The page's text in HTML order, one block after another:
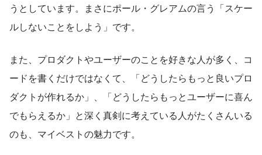
うとしています。まさにポール・グレアムの言う「スケー
ルしないことをしよう」です。
また、プロダクトやユーザーのことを好きな人が多く、コ
ードを書くだけではなくて、「どうしたらもっと良いプロ
ダクトが作れるか」、「どうしたらもっとユーザーに喜ん
でもらえるか」と深く真剣に考えている人がたくさんいる
のも、マイベストの魅力です。